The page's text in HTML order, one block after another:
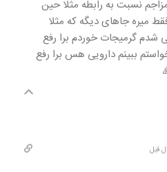
نسبت به رابطه مثلا حین
میره جاهای دیگه که مثلا
شدم گرمیجات خوردم برا رفع
ببینم دارویی هس برا رفع